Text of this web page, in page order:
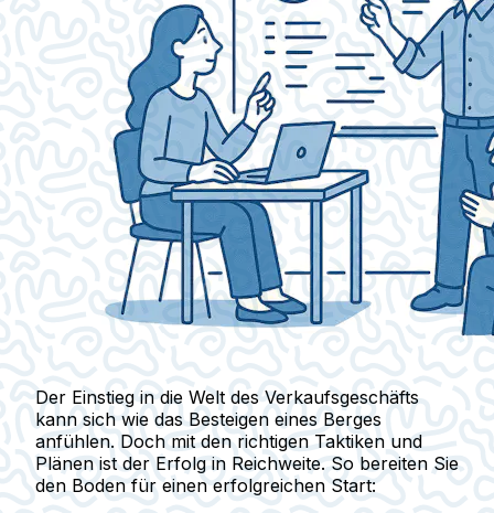
Der Einstieg in die Welt des Verkaufsgeschäfts
kann sich wie das Besteigen eines Berges
anfühlen. Doch mit den richtigen Taktiken und
Plänen ist der Erfolg in Reichweite. So bereiten Sie
den Boden für einen erfolgreichen Start: